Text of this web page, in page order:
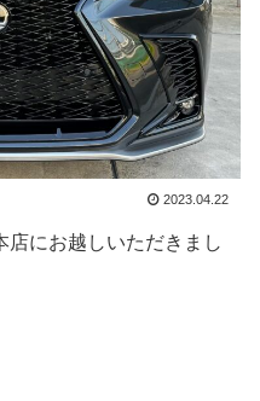
2023.04.22
にお越しいただきまし